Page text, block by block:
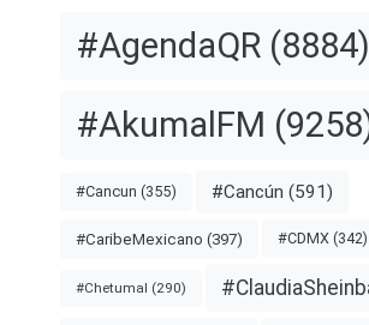
#AgendaQR (8884)
#AkumalFM
#Cancun (355) #Cancún (591)
#CaribeMexicano (397) #CDMX (342)
#Chetumal (290)